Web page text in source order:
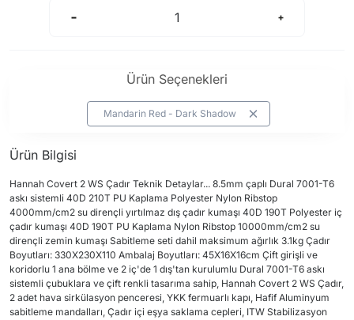
Ürün Seçenekleri
Mandarin Red - Dark Shadow
Ürün Bilgisi
Hannah Covert 2 WS Çadır Teknik Detaylar... 8.5mm çaplı Dural 7001-T6
askı sistemli 40D 210T PU Kaplama Polyester Nylon Ribstop
4000mm/cm2 su dirençli yırtılmaz dış çadır kumaşı 40D 190T Polyester iç
çadır kumaşı 40D 190T PU Kaplama Nylon Ribstop 10000mm/cm2 su
dirençli zemin kumaşı Sabitleme seti dahil maksimum ağırlık 3.1kg Çadır
Boyutları: 330X230X110 Ambalaj Boyutları: 45X16X16cm Çift girişli ve
koridorlu 1 ana bölme ve 2 iç'de 1 dış'tan kurulumlu Dural 7001-T6 askı
sistemli çubuklara ve çift renkli tasarıma sahip, Hannah Covert 2 WS Çadır,
2 adet hava sirkülasyon penceresi, YKK fermuarlı kapı, Hafif Aluminyum
sabitleme mandalları, Çadır içi eşya saklama cepleri, ITW Stabilizasyon